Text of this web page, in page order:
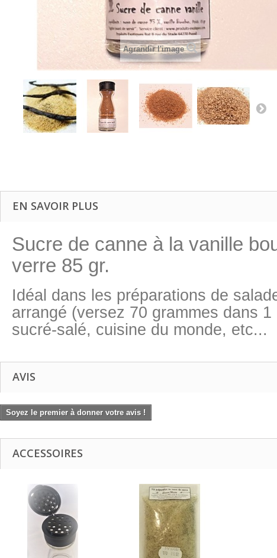
Agrandir l'image
EN SAVOIR PLUS
Sucre de canne à la vanille
verre 85 gr.
Idéal dans les préparations de
arrangé (versez 70 grammes dans
sucré-salé, cuisine du monde, etc...
AVIS
Soyez le premier à donner votre avis !
ACCESSOIRES